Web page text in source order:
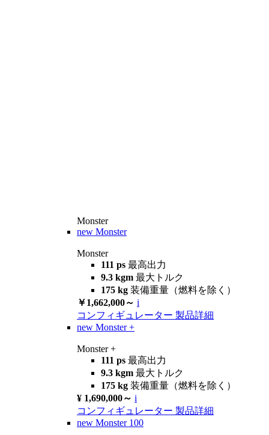
Monster
new Monster
Monster
111 ps 最高出力
9.3 kgm 最大トルク
175 kg 装備重量（燃料を除く）
￥1,662,000～ i
コンフィギュレーター 製品詳細
new Monster +
Monster +
111 ps 最高出力
9.3 kgm 最大トルク
175 kg 装備重量（燃料を除く）
¥ 1,690,000～ i
コンフィギュレーター 製品詳細
new Monster 100